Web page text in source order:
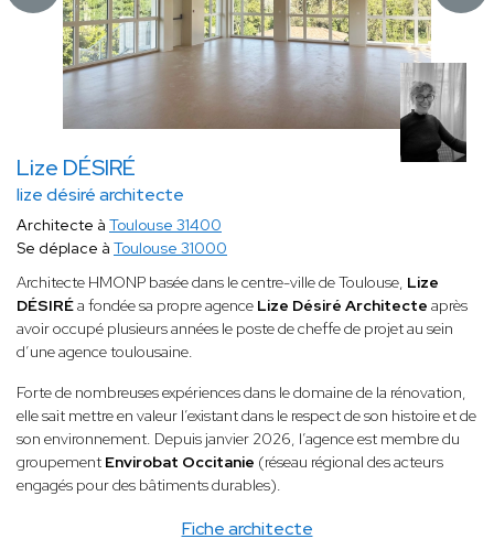
Lize DÉSIRÉ
lize désiré architecte
Fiche architecte
Architecte à Toulouse 31400
Se déplace à Toulouse 31000
Architecte HMONP basée dans le centre-ville de Toulouse, Lize
DÉSIRÉa fondée sa propre agence Lize Désiré Architecte après
avoir occupé plusieurs années le poste de cheffe de projet au sein
d’une agence toulousaine.
Forte de nombreuses expériences dans le domaine de la rénovation,
elle sait mettre en valeur l’existant dans le respect de son histoire et de
son environnement. Depuis janvier 2026, l’agence est membre du
groupement Envirobat Occitanie (réseau régional des acteurs
engagés pour des bâtiments durables).